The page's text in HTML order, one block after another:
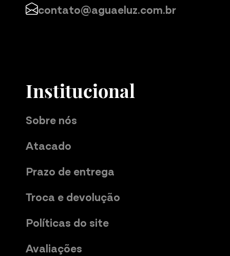
contato@aguaeluz.com.br
Institucional
Sobre nós
Atacado
Prazo de entrega
Troca e devolução
Políticas do site
Avaliações